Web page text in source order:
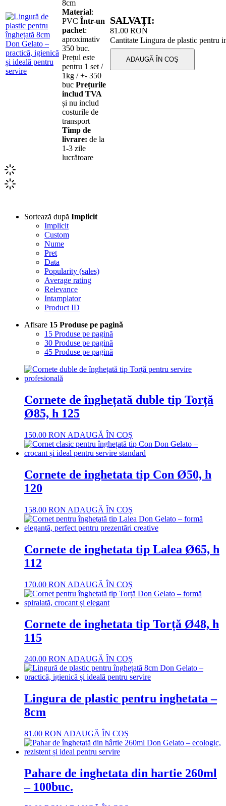
8сm
Material:
PVC Într-un
pachet:
aproximativ
350 buc.
Prețul este
pentru 1 set /
1kg / +- 350
buc Prețurile
includ TVA
și nu includ
costurile de
transport
Timp de
livrare: de la
1-3 zile
lucrătoare
SALVAȚI:
81.00 RON
Cantitate Lingura de plastic pentru
ADAUGĂ ÎN COȘ
Sortează după Implicit
Implicit
Custom
Nume
Pret
Data
Popularity (sales)
Average rating
Relevance
Intamplator
Product ID
Afisare 15 Produse pe pagină
15 Produse pe pagină
30 Produse pe pagină
45 Produse pe pagină
Cornete de înghețată duble tip Torță
Ø85, h 125
150.00 RON ADAUGĂ ÎN COȘ
Cornete de inghetata tip Con Ø50, h
120
158.00 RON ADAUGĂ ÎN COȘ
Cornete de inghetata tip Lalea Ø65, h
112
170.00 RON ADAUGĂ ÎN COȘ
Cornete de inghetata tip Torță Ø48, h
115
240.00 RON ADAUGĂ ÎN COȘ
Lingura de plastic pentru inghetata –
8cm
81.00 RON ADAUGĂ ÎN COȘ
Pahare de inghetata din hartie 260ml
– 100buc.